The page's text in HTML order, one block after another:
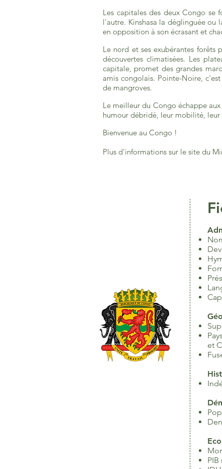
Les capitales des deux Congo se
l'autre. Kinshasa la déglinguée ou
en opposition à son écrasant et
Le nord et ses exubérantes forêts
découvertes climatisées. Les
capitale, promet des grandes
amis congolais. Pointe-Noire,
de mangroves.
Le meilleur du Congo échappe
humour débridé, leur mobilité,
Bienvenue au Congo !
Plus d'informations sur le site du
et
PIB